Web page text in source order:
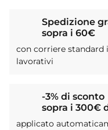
Spedizione
sopra i 60€
con corriere standard
lavorativi
-3% di sconto
sopra i 300€
applicato